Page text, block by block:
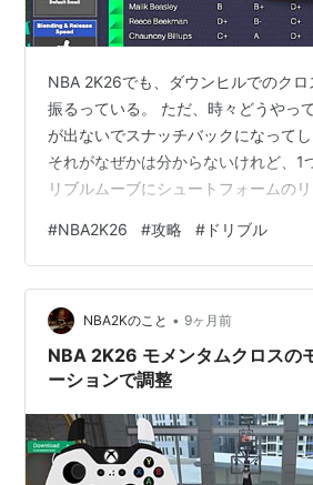
NBA 2K26でも、ダウンヒルでのク
振るっている。 ただ、時々どうやっ
が出ないでスナッチバックになってし
それがなぜかは分からないけれど、1
リブルムーブにシュートフォームの
画では、ジャンプシュートの「リリー
ォームによって、ダウンヒルのクロ
くなるという奇妙な不具合について
ブルムーブには様々な要素が関係して
2K25では、「がっしり」などの体形
ードブースト…
#NBA2K26 #攻略 # ドリブル
NBA2Kのこと • 9ヶ月前
NBA 2K26 モメンタムクロスの
ーションで調整